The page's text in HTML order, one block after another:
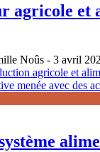
agricole et
Noûs - 3 avril
agricole et
menée avec des